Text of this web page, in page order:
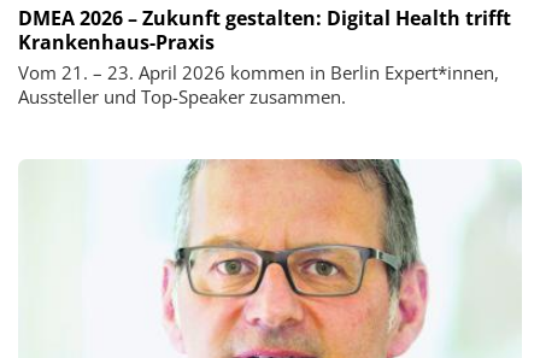
DMEA 2026 – Zukunft gestalten: Digital Health trifft
Krankenhaus-Praxis
Vom 21. – 23. April 2026 kommen in Berlin Expert*innen,
Aussteller und Top-Speaker zusammen.